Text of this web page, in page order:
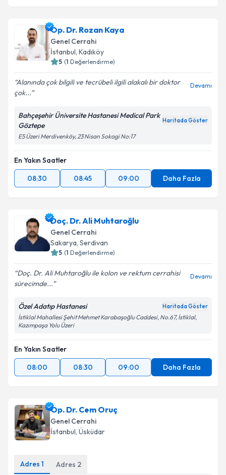
Op. Dr. Rozan Kaya
Genel Cerrahi
İstanbul, Kadıköy
5 (1 Değerlendirme)
Alanında çok bilgili ve tecrübeli ilgili alakalı bir doktor
çok...
Devamı
Bahçeşehir Üniversite Hastanesi Medical Park
Göztepe
Haritada Göster
E5 Üzeri Merdivenköy, 23 Nisan Sokagi No:17
En Yakın Saatler
08:30
08:45 09:00 Daha Fazla
Doç. Dr. Ali Muhtaroğlu
Genel Cerrahi
Sakarya, Serdivan
5 (1 Değerlendirme)
Doç. Dr. Ali Muhtaroğlu ile kolon ve rektum cerrahisi
sürecimde...
Devamı
Özel Adatıp Hastanesi Haritada Göster
İstiklal Mahallesi Şehit Mehmet Karabaşoğlu Caddesi, No.67, İstiklal,
Kazımpaşa Yolu Üzeri
En Yakın Saatler
08:00
08:30 09:00 Daha Fazla
Op. Dr. Cem Oruç
Genel Cerrahi
İstanbul, Üsküdar
Adres 1 Adres 2